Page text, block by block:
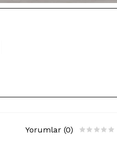
Yorumlar (0)